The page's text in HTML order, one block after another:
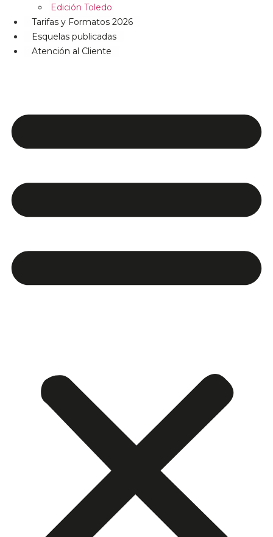
Edición Toledo
Tarifas y Formatos 2026
Esquelas publicadas
Atención al Cliente